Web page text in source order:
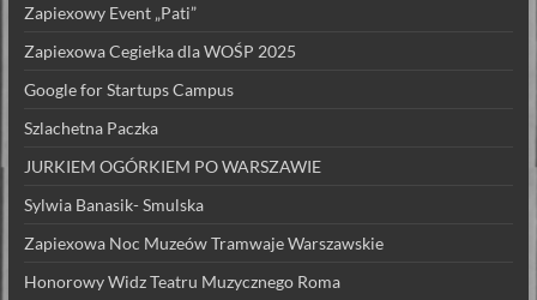
Zapiexowy Event „Pati”
Zapiexowa Cegiełka dla WOŚP 2025
Google for Startups Campus
Szlachetna Paczka
JURKIEM OGÓRKIEM PO WARSZAWIE
Sylwia Banasik- Smulska
Zapiexowa Noc Muzeów Tramwaje Warszawskie
Honorowy Widz Teatru Muzycznego Roma